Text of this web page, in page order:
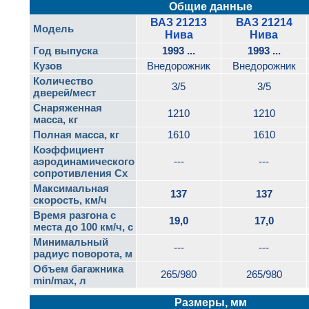
Общие данные
Модель
ВАЗ 21213
Нива
ВАЗ 21214
Нива
Год выпуска
1993 ...
1993 ...
Кузов
Внедорожник
Внедорожник
Количество
дверей/мест
3/5
3/5
Снаряженная
масса, кг
1210
1210
Полная масса, кг
1610
1610
Коэффициент
аэродинамического
сопротивления Cx
--- ---
Максимальная
скорость, км/ч
137
137
Время разгона с
места до 100 км/ч, с
19,0
17,0
Минимальный
радиус поворота, м
---
---
Объем багажника
min/max, л
265/980 265/980
Размеры, мм